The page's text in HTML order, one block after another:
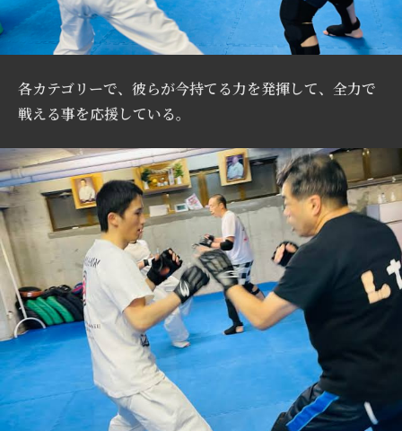
各カテゴリーで、彼らが今持てる力を発揮して、全力で
戦える事を応援している。